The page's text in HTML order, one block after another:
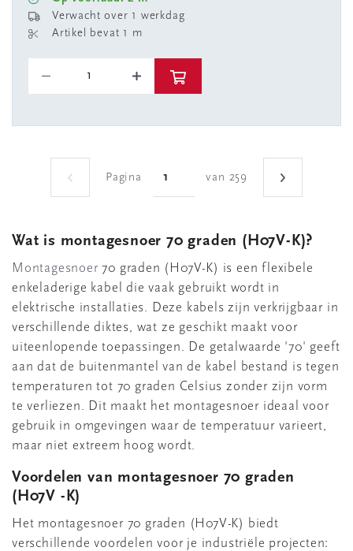
Verwacht over 1 werkdag
Artikel bevat 1 m
Pagina van 259
Wat is montagesnoer 70 graden (H07V-K)?
Montagesnoer 70 graden (H07V-K) is een flexibele
enkeladerige kabel die vaak gebruikt wordt in
elektrische installaties. Deze kabels zijn verkrijgbaar in
verschillende diktes, wat ze geschikt maakt voor
uiteenlopende toepassingen. De getalwaarde '70' geeft
aan dat de buitenmantel van de kabel bestand is tegen
temperaturen tot 70 graden Celsius zonder zijn vorm
te verliezen. Dit maakt het montagesnoer ideaal voor
gebruik in omgevingen waar de temperatuur varieert,
maar niet extreem hoog wordt.
Voordelen van montagesnoer 70 graden
(H07V -K)
Het montagesnoer 70 graden (H07V-K) biedt
verschillende voordelen voor je industriële projecten: